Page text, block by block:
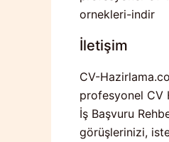
İletişim
CV-
profesyonel CV
İş Başvuru
görüşlerinizi,